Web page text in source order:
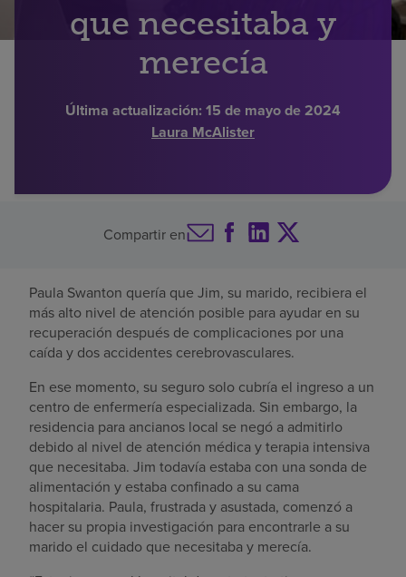
Buscar un centro
que necesitaba y
merecía
Última actualización: 15 de mayo de 2024
Laura McAlister
Compartir en
Paula Swanton quería que Jim, su marido, recibiera el
más alto nivel de atención posible para ayudar en su
recuperación después de complicaciones por una
caída y dos accidentes cerebrovasculares.
En ese momento, su seguro solo cubría el ingreso a un
centro de enfermería especializada. Sin embargo, la
residencia para ancianos local se negó a admitirlo
debido al nivel de atención médica y terapia intensiva
que necesitaba. Jim todavía estaba con una sonda de
alimentación y estaba confinado a su cama
hospitalaria. Paula, frustrada y asustada, comenzó a
hacer su propia investigación para encontrarle a su
marido el cuidado que necesitaba y merecía.